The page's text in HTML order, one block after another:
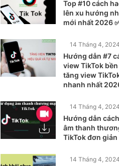
Top #10 cách
lên xu hướng
mới nhất 2026
14 Tháng 4, 2024
Hướng dẫn #7
view TikTok
tăng view
nhanh nhất
14 Tháng 4, 2024
Hướng dẫn
âm thanh
TikTok đơn giản
14 Tháng 4, 2024